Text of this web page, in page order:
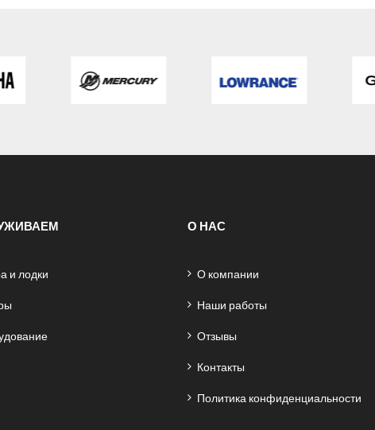
и лодки
О НАС
О компании
Наши работы
Отзывы
Контакты
Политика конфиденциальности